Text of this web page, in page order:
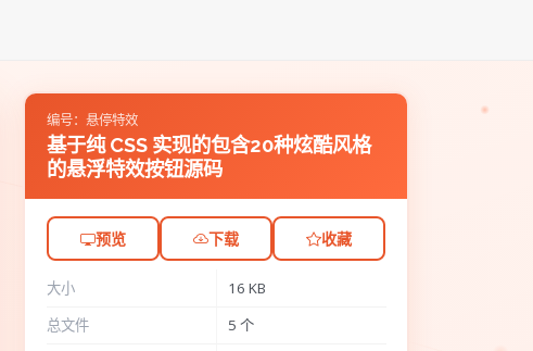
编号：悬停特效
基于纯 CSS 实现的包含20种炫酷风格
的悬浮特效按钮源码
预览 下载 收藏
大小
16 KB
总文件
5 个